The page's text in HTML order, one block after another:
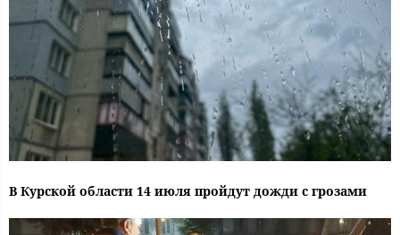
В Курской области 14 июля пройдут дожди с грозами